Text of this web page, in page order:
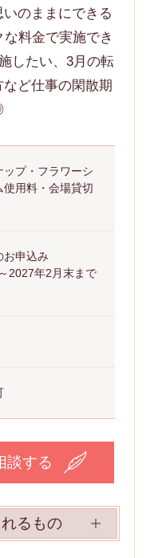
のままにできる
料金で実施でき
したい、3月の転
ど仕事の閑散期
プ・フラワーシ
使用料・会場貸切
お申込み
2027年2月末まで
談する
るもの